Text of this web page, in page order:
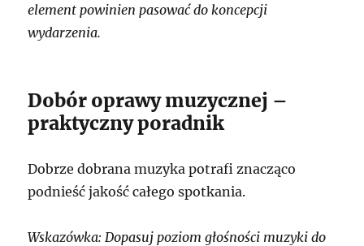
element powinien pasować do koncepcji
wydarzenia.
Dobór oprawy muzycznej –
praktyczny poradnik
Dobrze dobrana muzyka potrafi znacząco
podnieść jakość całego spotkania.
Wskazówka: Dopasuj poziom głośności muzyki do